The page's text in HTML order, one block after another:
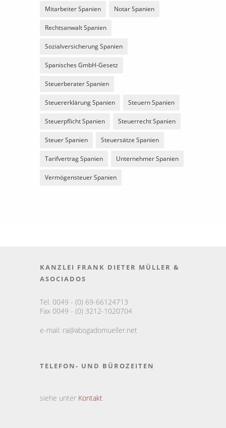
Mitarbeiter Spanien Notar Spanien
Rechtsanwalt Spanien
Sozialversicherung Spanien
Spanisches GmbH-Gesetz
Steuerberater Spanien
Steuererklärung Spanien Steuern Spanien
Steuerpflicht Spanien Steuerrecht Spanien
Steuer Spanien Steuersätze Spanien
Tarifvertrag Spanien Unternehmer Spanien
Vermögensteuer Spanien
KANZLEI FRANK DIETER MÜLLER &
ASOCIADOS
Tel. 0049 - (0) 69-66124713
Fax 0049 - (0) 3212-1020704
e-mail: ra@abogadomueller.net
TELEFON- UND BÜROZEITEN
siehe unter Kontakt